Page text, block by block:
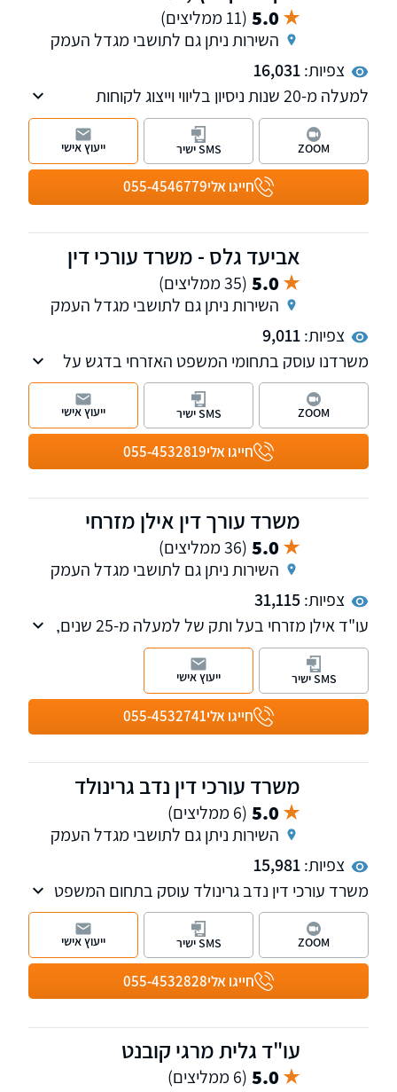
5.0 (11 ממליצים)
השירות ניתן גם לתושבי מגדל העמק
צפיות:16,031
למעלה מ-20 שנות ניסיון בליווי וייצוג לקוחות
בתחומים האזרחיים-מסחריים, לרבות תביעות
כספיות מורכבות, הליכי חדלות פירעון, פירוק
והבראה של חברות, הוצאה לפועל ודיני עבודה.
לזכות המשרד שורה ארוכה של הישגים והצלחות
עבור מאות לקוחות פרטיים, עסקיים ותאגידים.
חייגו אלי055-4546779
ZOOM SMS ישיר ייעוץ אישי
אביעד גלס - משרד עורכי דין
5.0 (35 ממליצים)
השירות ניתן גם לתושבי מגדל העמק
צפיות:9,011
משרדנו עוסק בתחומי המשפט האזרחי בדגש על
הליכי חדלות פירעון על כל גווניהם: הסדרי חובות,
הליכי הוצאה לפועל וכינוס נכסים, פשיטת רגל,
פירוקי חברות והקפאת הליכים.
חייגו אלי055-4532819
ZOOM SMS ישיר ייעוץ אישי
משרד עורך דין אילן מזרחי
5.0 (36 ממליצים)
השירות ניתן גם לתושבי מגדל העמק
צפיות:31,115
עו"ד אילן מזרחי בעל ותק של למעלה מ-25 שנים,
עוסק בשחרור ממעצר, בייצוג וייעוץ לחשודים/
נאשמים בעבירות פליליות, בדגש על ייצוג חשודים
בביצוע עבירות מין, אלימות, סמים ורכוש.
חייגו אלי055-4532741
SMS ישיר ייעוץ אישי
משרד עורכי דין נדב גרינולד
5.0 (6 ממליצים)
השירות ניתן גם לתושבי מגדל העמק
צפיות:15,981
משרד עורכי דין נדב גרינולד עוסק בתחום המשפט
הפלילי על כל רבדיו וכן בתחום בדיני התעבורה.
משרדנו בעל ניסיון רב בייצוג חשודים ונאשמים
בעבירות פליליות, בין היתר עבירות סמים, עבירות
מין, עבירות אלימות ועוד. למשרדנו סניפים בעפולה
ותל אביב המעניקים ללקוחותינו שירות מקצועי וזמין
היום. נשמח לייעץ לכם ללא כל התחייבות.
חייגו אלי055-4532828
ZOOM SMS ישיר ייעוץ אישי
עו"ד גלית מרגי קובנט
5.0 (6 ממליצים)